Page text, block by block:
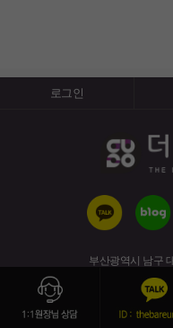
로그인
부산광역시 남구
(경성
사업자번호 : 617-
copyright